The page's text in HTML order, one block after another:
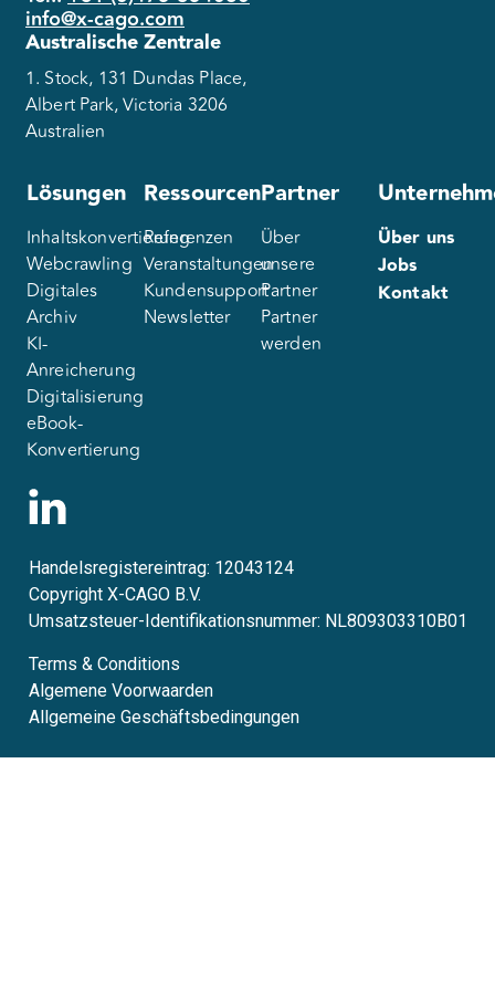
info@x-cago.com
Australische Zentrale
1. Stock, 131 Dundas Place,
Albert Park, Victoria 3206
Australien
Lösungen
Inhaltskonvertierung
Webcrawling
Digitales
Archiv
KI-
Anreicherung
Digitalisierung
eBook-
Konvertierung
Ressourcen
Referenzen
Veranstaltungen
Kundensupport
Newsletter
Partner
Über
unsere
Partner
Partner
werden
Über uns
Jobs
Kontakt
Handelsregistereintrag: 12043124
Copyright X-CAGO B.V.
Umsatzsteuer-Identifikationsnummer: NL809303310B01
Terms & Conditions
Algemene Voorwaarden
Allgemeine Geschäftsbedingungen